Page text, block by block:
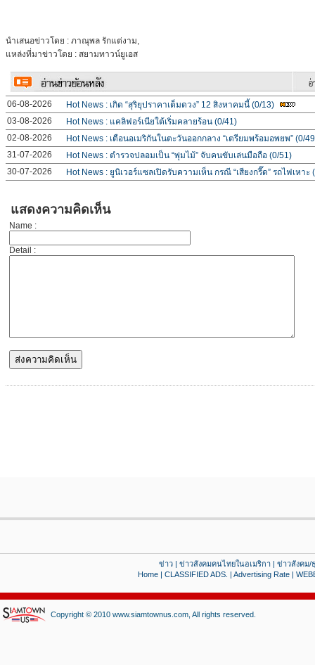
นำเสนอข่าวโดย : ภาณุพล รักแต่งาม,
แหล่งที่มาข่าวโดย : สยามทาวน์ยูเอส
06-08-2026
Hot News : เกิด “สุริยุปราคาเต็มดวง” 12 สิงหาคมนี้ (0/13)
03-08-2026
Hot News : แคลิฟอร์เนียใต้เริ่มคลายร้อน (0/41)
02-08-2026
Hot News : เตือนอเมริกันในตะวันออกกลาง “เตรียมพร้อมอพยพ” (0/
31-07-2026
Hot News : ตำรวจปลอมเป็น “พุ่มไม้” จับคนขับเล่นมือถือ (0/51)
30-07-2026
Hot News : ยูนิเวอร์แซลเปิดรับความเห็น กรณี “เสียงกรี๊ด” รถไฟเหาะ
แสดงความคิดเห็น
Name :
Detail :
ข่าว| ข่าวสังคมคนไทยในอเมริกา| ข่าวสังคม/
Home| CLASSIFIED ADS. Advertising Rate|
Copyright © 2010 www.siamtownus.com, All rights reserved.